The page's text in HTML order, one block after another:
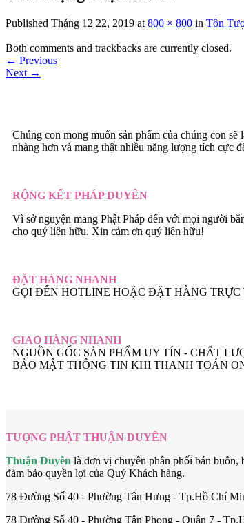
Published Tháng 12 22, 2019 at 800 × 800 in Tôn
Both comments and trackbacks are currently closed.
← Previous
Next →
Chúng con mong muốn sản phẩm của chúng con
nhàng hơn và mang thật nhiều năng lượng tích cực
RỘNG KẾT PHÁP DUYÊN
Vì sở nguyện mang Phật Pháp đến với mọi người
cho quý liên hữu. Xin cảm ơn quý liên hữu!
ĐẶT HÀNG NHANH
GỌI ĐẾN HOTLINE HOẶC ĐẶT HÀNG
GIAO HÀNG NHANH
NGUỒN GỐC SẢN PHẨM UY TÍN - CHẤT
BẢO MẬT THÔNG TIN KHI THANH TOÁN
TƯỢNG PHẬT THUẬN DUYÊN
Thuận Duyên là đơn vị chuyên phân phối bán buôn,
đảm bảo quyền lợi của Quý Khách hàng.
78 Đường Số 40 - Phường Tân Hưng - Tp.Hồ Chí
78 Đường Số 40 - Phường Tân Phong - Quận 7 -